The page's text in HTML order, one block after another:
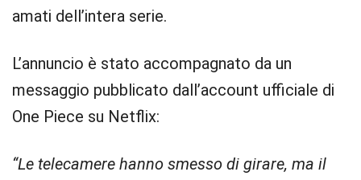
amati dell’intera serie.
L’annuncio è stato accompagnato da un
messaggio pubblicato dall’account ufficiale di
One Piece su Netflix:
“Le telecamere hanno smesso di girare, ma il